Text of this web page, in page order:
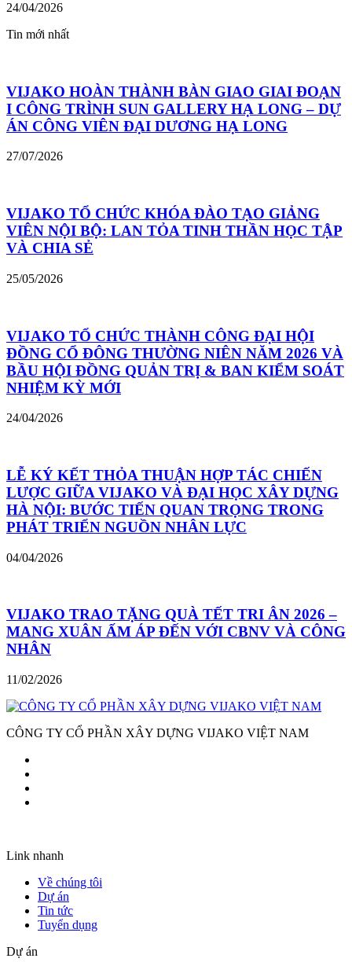
24/04/2026
Tin mới nhất
VIJAKO HOÀN THÀNH BÀN GIAO GIAI ĐOẠN
I CÔNG TRÌNH SUN GALLERY HẠ LONG – DỰ
ÁN CÔNG VIÊN ĐẠI DƯƠNG HẠ LONG
27/07/2026
VIJAKO TỔ CHỨC KHÓA ĐÀO TẠO GIẢNG
VIÊN NỘI BỘ: LAN TỎA TINH THẦN HỌC TẬP
VÀ CHIA SẺ
25/05/2026
VIJAKO TỔ CHỨC THÀNH CÔNG ĐẠI HỘI
ĐỒNG CỔ ĐÔNG THƯỜNG NIÊN NĂM 2026 VÀ
BẦU HỘI ĐỒNG QUẢN TRỊ & BAN KIỂM SOÁT
NHIỆM KỲ MỚI
24/04/2026
LỄ KÝ KẾT THỎA THUẬN HỢP TÁC CHIẾN
LƯỢC GIỮA VIJAKO VÀ ĐẠI HỌC XÂY DỰNG
HÀ NỘI: BƯỚC TIẾN QUAN TRỌNG TRONG
PHÁT TRIỂN NGUỒN NHÂN LỰC
04/04/2026
VIJAKO TRAO TẶNG QUÀ TẾT TRI ÂN 2026 –
MANG XUÂN ẤM ÁP ĐẾN VỚI CBNV VÀ CÔNG
NHÂN
11/02/2026
CÔNG TY CỔ PHẦN XÂY DỰNG VIJAKO VIỆT NAM
Link nhanh
Về chúng tôi
Dự án
Tin tức
Tuyển dụng
Dự án